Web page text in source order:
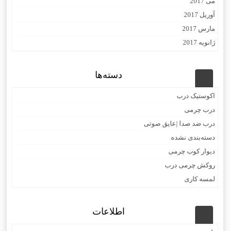
آوریل 2017
مارس 2017
ژانویه 2017
دسته‌ها
اکوستیک درب
درب چرمی
درب ضد صدا |عایق صوتی
دسته‌بندی نشده
دیوار کوب چرمی
روکش چرمی درب
لمسه کاری
اطلاعات